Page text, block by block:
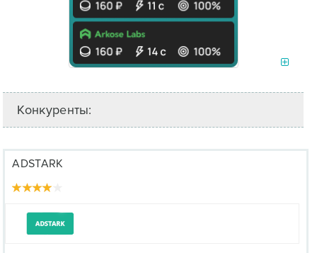
Конкуренты:
ADSTARK